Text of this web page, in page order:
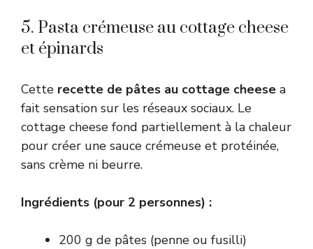
5. Pasta crémeuse au cottage cheese
et épinards
Cette recette de pâtes au cottage cheese a
fait sensation sur les réseaux sociaux. Le
cottage cheese fond partiellement à la chaleur
pour créer une sauce crémeuse et protéinée,
sans crème ni beurre.
Ingrédients (pour 2 personnes) :
200 g de pâtes (penne ou fusilli)